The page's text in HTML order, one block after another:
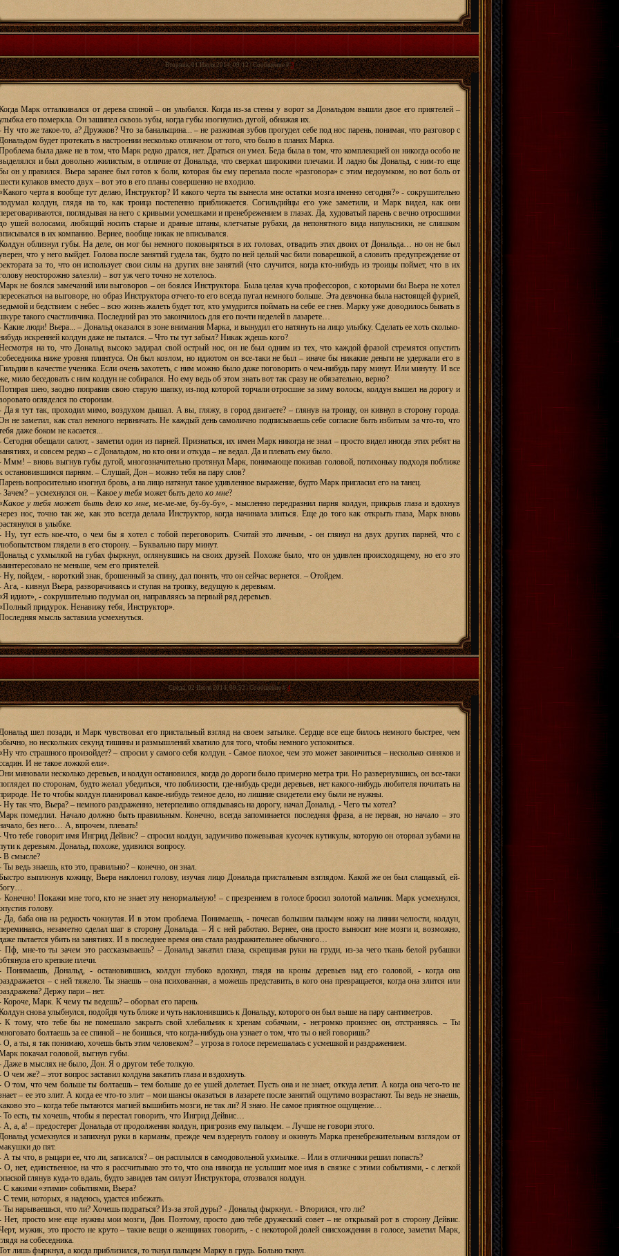
Вторник, 01 Июля 2014, 09:12 | Сообщение #3
Марк отталкивался от дерева спиной – он улыбался. Когда из-за стены у ворот за Дональдом вышли двое его приятелей –
его померкла. Он зашипел сквозь зубы, когда губы изогнулись дугой, обнажая их.
Ну что же такое-то, а? Дружков? Что за банальщина... – не разжимая зубов прогудел себе под нос парень, понимая, что разговор с
будет протекать в настроении несколько отличном от того, что было в планах Марка.
была даже не в том, что Марк редко дрался, нет. Драться он умел. Беда была в том, что комплекцией он никогда особо не
и был довольно жилистым, в отличие от Дональда, что сверкал широкими плечами. И ладно бы Дональд, с ним-то еще
он у правился. Вьера заранее был готов к боли, которая бы ему перепала после «разговора» с этим недоумком, но вот боль от
кулаков вместо двух – вот это в его планы совершенно не входило.
черта я вообще тут делаю, Инструктор? И какого черта ты вынесла мне остатки мозга именно сегодня?» - сокрушительно
колдун, глядя на то, как троица постепенно приближается. Согильдийцы его уже заметили, и Марк видел, как они
поглядывая на него с кривыми усмешками и пренебрежением в глазах. Да, худоватый парень с вечно отросшими
ушей волосами, любящий носить старые и драные штаны, клетчатые рубахи, да непонятного вида напульсники, не слишком
в их компанию. Вернее, вообще никак не вписывался.
облизнул губы. На деле, он мог бы немного поковыряться в их головах, отвадить этих двоих от Дональда… но он не был
что у него выйдет. Голова после занятий гудела так, будто по ней целый час били поварешкой, а словить предупреждение от
за то, что он использует свои силы на других вне занятий (что случится, когда кто-нибудь из троицы поймет, что в их
неосторожно залезли) – вот уж чего точно не хотелось.
не боялся замечаний или выговоров – он боялся Инструктора. Была целая куча профессоров, с которыми бы Вьера не хотел
на выговоре, но образ Инструктора отчего-то его всегда пугал немного больше. Эта девчонка была настоящей фурией,
и бедствием с небес – всю жизнь жалеть будет тот, кто умудрится поймать на себе ее гнев. Марку уже доводилось бывать в
такого счастливчика. Последний раз это закончилось для его почти неделей в лазарете…
Какие люди! Вьера... – Дональд оказался в зоне внимания Марка, и вынудил его натянуть на лицо улыбку. Сделать ее хоть сколько-
искренней колдун даже не пытался. – Что ты тут забыл? Никак ждешь кого?
на то, что Дональд высоко задирал свой острый нос, он не был одним из тех, что каждой фразой стремятся опустить
ниже уровня плинтуса. Он был козлом, но идиотом он все-таки не был – иначе бы никакие деньги не удержали его в
в качестве ученика. Если очень захотеть, с ним можно было даже поговорить о чем-нибудь пару минут. Или минуту. И все
мило беседовать с ним колдун не собирался. Но ему ведь об этом знать вот так сразу не обязательно, верно?
шею, заодно поправив свою старую шапку, из-под которой торчали отросшие за зиму волосы, колдун вышел на дорогу и
огляделся по сторонам.
Да я тут так, проходил мимо, воздухом дышал. А вы, гляжу, в город двигаете? – глянув на троицу, он кивнул в сторону города.
не заметил, как стал немного нервничать. Не каждый день самолично подписываешь себе согласие быть избитым за что-то, что
даже боком не касается...
Сегодня обещали салют, - заметил один из парней. Признаться, их имен Марк никогда не знал – просто видел иногда этих ребят на
и совсем редко – с Дональдом, но кто они и откуда – не ведал. Да и плевать ему было.
Ммм! – вновь выгнув губы дугой, многозначительно протянул Марк, понимающе покивав головой, потихоньку подходя поближе
остановившимся парням. – Слушай, Дон – можно тебя на пару слов?
вопросительно изогнул бровь, а на лицо натянул такое удивленное выражение, будто Марк пригласил его на танец.
Зачем? – усмехнулся он. – Какое у тебя может быть дело ко мне?
Какое у тебя может быть дело ко мне, ме-ме-ме, бу-бу-бу», - мысленно передразнил парня колдун, прикрыв глаза и вдохнув
нос, точно так же, как это всегда делала Инструктор, когда начинала злиться. Еще до того как открыть глаза, Марк вновь
в улыбке.
Ну, тут есть кое-что, о чем бы я хотел с тобой переговорить. Считай это личным, - он глянул на двух других парней, что с
глядели в его сторону. – Буквально пару минут.
с ухмылкой на губах фыркнул, оглянувшись на своих друзей. Похоже было, что он удивлен происходящему, но его это
не меньше, чем его приятелей.
Ну, пойдем, - короткий знак, брошенный за спину, дал понять, что он сейчас вернется. – Отойдем.
Ага, - кивнул Вьера, разворачиваясь и ступая на тропку, ведущую к деревьям.
идиот», - сокрушительно подумал он, направляясь за первый ряд деревьев.
придурок. Ненавижу тебя, Инструктор».
мысль заставила усмехнуться.
Среда, 02 Июля 2014, 09:52 | Сообщение #4
шел позади, и Марк чувствовал его пристальный взгляд на своем затылке. Сердце все еще билось немного быстрее, чем
но нескольких секунд тишины и размышлений хватило для того, чтобы немного успокоиться.
что страшного произойдет? – спросил у самого себя колдун. - Самое плохое, чем это может закончиться – несколько синяков и
И не такое ложкой ели».
миновали несколько деревьев, и колдун остановился, когда до дороги было примерно метра три. Но развернувшись, он все-таки
по сторонам, будто желал убедиться, что поблизости, где-нибудь среди деревьев, нет какого-нибудь любителя почитать на
Не то чтобы колдун планировал какое-нибудь темное дело, но лишние свидетели ему были не нужны.
Ну так что, Вьера? – немного раздраженно, нетерпеливо оглядываясь на дорогу, начал Дональд. - Чего ты хотел?
помедлил. Начало должно быть правильным. Конечно, всегда запоминается последняя фраза, а не первая, но начало – это
без него… А, впрочем, плевать!
Что тебе говорит имя Ингрид Дейвис? – спросил колдун, задумчиво пожевывая кусочек кутикулы, которую он оторвал зубами на
к деревьям. Дональд, похоже, удивился вопросу.
В смысле?
Ты ведь знаешь, кто это, правильно? – конечно, он знал.
выплюнув кожицу, Вьера наклонил голову, изучая лицо Дональда пристальным взглядом. Какой же он был слащавый, ей-
Конечно! Покажи мне того, кто не знает эту ненормальную! – с презрением в голосе бросил золотой мальчик. Марк усмехнулся,
голову.
Да, баба она на редкость чокнутая. И в этом проблема. Понимаешь, - почесав большим пальцем кожу на линии челюсти, колдун,
незаметно сделал шаг в сторону Дональда. – Я с ней работаю. Вернее, она просто выносит мне мозги и, возможно,
пытается убить на занятиях. И в последнее время она стала раздражительнее обычного…
Пф, мне-то ты зачем это рассказываешь? – Дональд закатил глаза, скрещивая руки на груди, из-за чего ткань белой рубашки
его крепкие плечи.
Понимаешь, Дональд, - остановившись, колдун глубоко вдохнул, глядя на кроны деревьев над его головой, - когда она
– с ней тяжело. Ты знаешь – она психованная, а можешь представить, в кого она превращается, когда она злится или
Держу пари – нет.
Короче, Марк. К чему ты ведешь? – оборвал его парень.
снова улыбнулся, подойдя чуть ближе и чуть наклонившись к Дональду, которого он был выше на пару сантиметров.
К тому, что тебе бы не помешало закрыть свой хлебальник к хренам собачьим, - негромко произнес он, отстраняясь. – Ты
болтаешь за ее спиной – не боишься, что когда-нибудь она узнает о том, что ты о ней говоришь?
О, а ты, я так понимаю, хочешь быть этим человеком? – угроза в голосе перемешалась с усмешкой и раздражением.
покачал головой, выгнув губы.
Даже в мыслях не было, Дон. Я о другом тебе толкую.
О чем же? – этот вопрос заставил колдуна закатить глаза и вздохнуть.
О том, что чем больше ты болтаешь – тем больше до ее ушей долетает. Пусть она и не знает, откуда летит. А когда она чего-то не
– ее это злит. А когда ее что-то злит – мои шансы оказаться в лазарете после занятий ощутимо возрастают. Ты ведь не знаешь,
это – когда тебе пытаются магией вышибить мозги, не так ли? Я знаю. Не самое приятное ощущение…
То есть, ты хочешь, чтобы я перестал говорить, что Ингрид Дейвис…
А, а, а! – предостерег Дональда от продолжения колдун, пригрозив ему пальцем. – Лучше не говори этого.
усмехнулся и запихнул руки в карманы, прежде чем вздернуть голову и окинуть Марка пренебрежительным взглядом от
до пят.
А ты что, в рыцари ее, что ли, записался? – он расплылся в самодовольной ухмылке. – Или в отличники решил попасть?
О, нет, единственное, на что я рассчитываю это то, что она никогда не услышит мое имя в связке с этими событиями, - с легкой
глянув куда-то вдаль, будто завидев там силуэт Инструктора, отозвался колдун.
С какими «этими» событиями, Вьера?
С теми, которых, я надеюсь, удастся избежать.
Ты нарываешься, что ли? Хочешь подраться? Из-за этой дуры? - Дональд фыркнул. - Втюрился, что ли?
Нет, просто мне еще нужны мои мозги, Дон. Поэтому, просто даю тебе дружеский совет – не открывай рот в сторону Дейвис.
мужик, это просто не круто – такие вещи о женщинах говорить, - с некоторой долей снисхождения в голосе, заметил Марк,
на собеседника.
лишь фыркнул, а когда приблизился, то ткнул пальцем Марку в грудь. Больно ткнул.